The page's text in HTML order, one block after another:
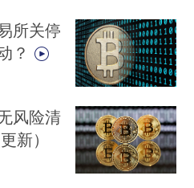
所关停
？
风险清
新）